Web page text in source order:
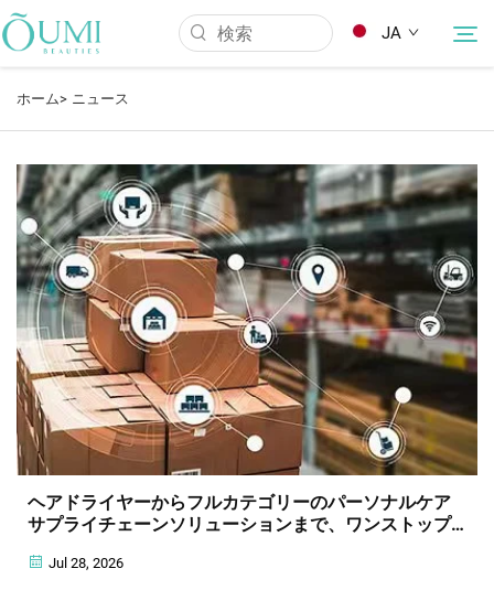
JA
製品
ニュース
応用
よくあるご質問
Kontakuto Us
ホーム> ニュース
ヘアドライヤーからフルカテゴリーのパーソナルケア
サプライチェーンソリューションまで、ワンストップ
Jul 28, 2026